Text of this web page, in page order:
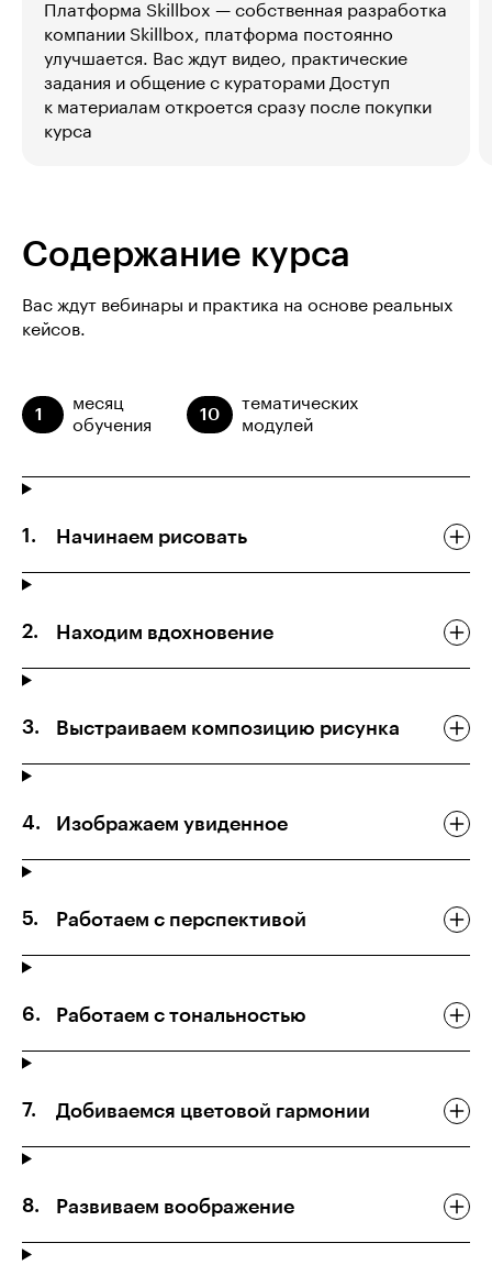
Платформа Skillbox — собственная разработка
компании Skillbox, платформа постоянно
улучшается. Вас ждут видео, практические
задания и общение с кураторами Доступ
к материалам откроется сразу после покупки
курса
Содержание курса
Вас ждут вебинары и практика на основе реальных
кейсов.
1
месяц
обучения
10
тематических
модулей
Начинаем рисовать
Находим вдохновение
Выстраиваем композицию рисунка
Изображаем увиденное
Работаем с перспективой
Работаем с тональностью
Добиваемся цветовой гармонии
Развиваем воображение